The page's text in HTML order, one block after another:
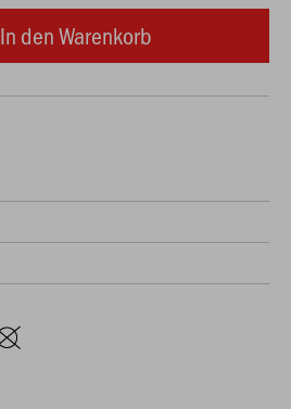
In den Warenkorb